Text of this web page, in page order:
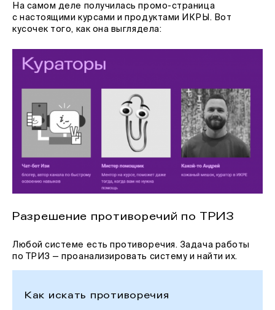
На самом деле получилась промо-страница
с настоящими курсами и продуктами ИКРЫ. Вот
кусочек того, как она выглядела:
Разрешение противоречий по ТРИЗ
Любой системе есть противоречия. Задача работы
по ТРИЗ — проанализировать систему и найти их.
Как искать противоречия